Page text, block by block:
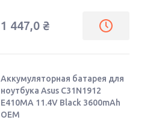
1 447,0 ₴
Аккумуляторная батарея для
ноутбука Asus C31N1912
E410MA 11.4V Black 3600mAh
OEM